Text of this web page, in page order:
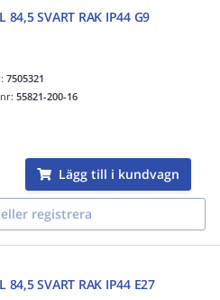
84,5 SVART RAK IP44 G9
7505321
55821-200-16
Lägg till i kundvagn
registrera
84,5 SVART RAK IP44 E27